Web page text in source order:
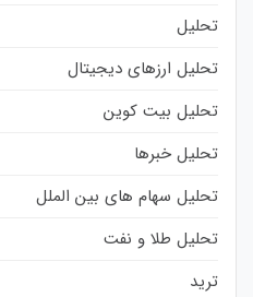
تحلیل
تحلیل ارزهای دیجیتال
تحلیل بیت کوین
تحلیل خبرها
تحلیل سهام های بین الملل
تحلیل طلا و نفت
ترید